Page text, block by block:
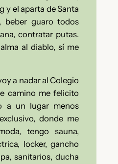
y el aparta de Santa
beber guaro todos
contratar putas.
al diablo, sí me
a nadar al Colegio
camino me felicito
a un lugar menos
donde me
tengo sauna,
locker, gancho
sanitarios, ducha